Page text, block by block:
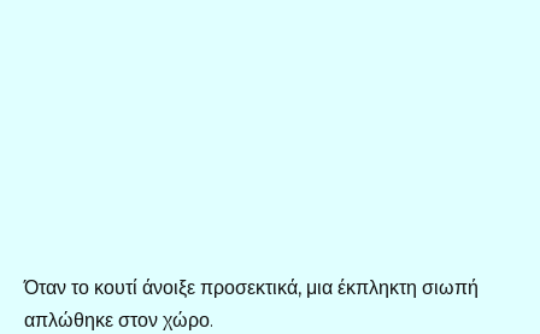
Όταν το κουτί άνοιξε προσεκτικά, μια έκπληκτη σιωπή
απλώθηκε στον χώρο.